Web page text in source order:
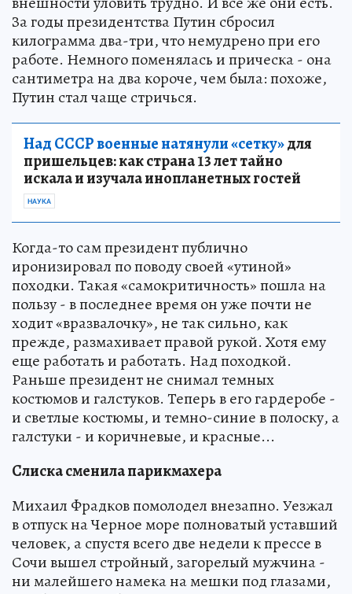
За годы президентства Путин сбросил
килограмма два-три, что немудрено при его
работе. Немного поменялась и прическа - она
сантиметра на два короче, чем была: похоже,
Путин стал чаще стричься.
Над СССР военные натянули «сетку»для
пришельцев: как страна 13 лет тайно
искала и изучала инопланетных гостей
НАУКА
Когда-то сам президент публично
иронизировал по поводу своей «утиной»
походки. Такая «самокритичность» пошла на
пользу - в последнее время он уже почти не
ходит «вразвалочку», не так сильно, как
прежде, размахивает правой рукой. Хотя ему
еще работать и работать. Над походкой.
Раньше президент не снимал темных
костюмов и галстуков. Теперь в его гардеробе -
и светлые костюмы, и темно-синие в полоску, а
галстуки - и коричневые, и красные...
Слиска сменила парикмахера
Михаил Фрадков помолодел внезапно. Уезжал
в отпуск на Черное море полноватый уставший
человек, а спустя всего две недели к прессе в
Сочи вышел стройный, загорелый мужчина -
ни малейшего намека на мешки под глазами,